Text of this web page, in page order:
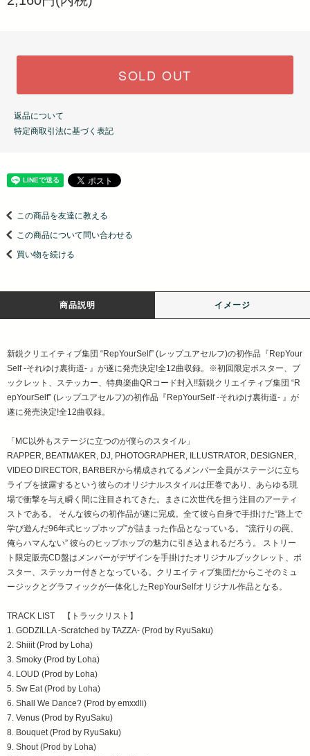
SOLD OUT
返品について
特定商取引法に基づく表記
この商品を友達に教える
この商品について問い合わせる
買い物を続ける
商品説明 イメージ
新鋭クリエイティブ集団 “RepYourSelf” (レップユアセルフ)の初作品『RepYour
Self -それゆけ裏街道- 』が遂に発売決定!全12曲収録。※初回限定ポスター、ブ
ックレット、ステッカー、特典楽曲QRコード封入!!新鋭クリエイティブ集団 “R
epYourSelf” (レップユアセルフ)の初作品『RepYourSelf -それゆけ裏街道- 』が
遂に発売決定!全12曲収録。
「MC以外もステージに立つのが僕らのスタイル」
RAPPER, BEATMAKER, DJ, PHOTOGRAPHER, ILLUSTRATOR, DESIGNER,
VIDEO DIRECTOR, BARBERから構成されてるメンバー全員がステージに立ち
ライブを披露するという彼らのオリジナルスタイルは圧巻であり、あらゆる現
場で衝撃を与え瞬く間に注目されてきた。まさに次世代を担う注目のアーティ
ストである。 そんな彼らの初作品が遂に完成。全て彼ら自身で手掛けた“路上で
学び遊んだ96年式ヒップホップ”が詰まった作品となっている。 “流行りの罠、
俺らハマんない” 彼らのヒップホップの魅力に引き込まれるだろう。 ストリー
ト限定販売CD盤はメンバーがデザインを手掛けたオリジナルブックレット、ポ
スター、ステッカー付きとなっている。クリエイティブ集団だからこそのミュ
ージックとグラフィックが一体化したRepYourSelfオリジナル作品となる。
TRACK LIST 【トラックリスト】
1. GODZILLA -Scratched by TAZZA- (Prod by RyuSaku)
2. Shiiit (Prod by Loha)
3. Smoky (Prod by Loha)
4. LOUD (Prod by Loha)
5. Sw Eat (Prod by Loha)
6. Shall We Dance? (Prod by emxxlli)
7. Venus (Prod by RyuSaku)
8. Bouquet (Prod by RyuSaku)
9. Shout (Prod by Loha)